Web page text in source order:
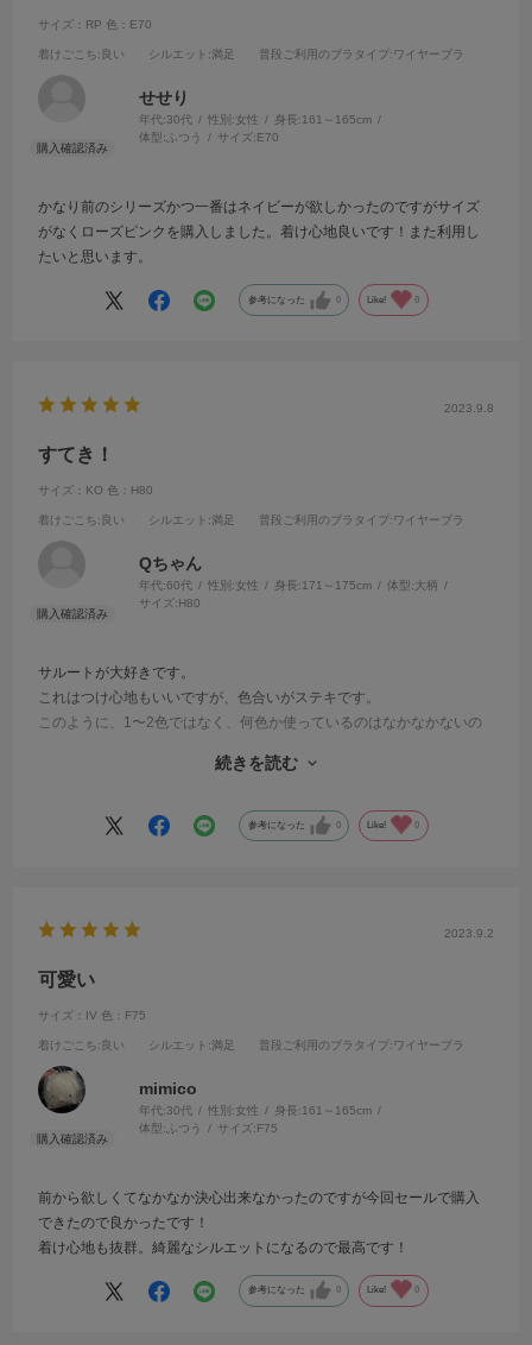
サイズ：RP 色：E70
着けごこち:良い シルエット :満足 普段ご利用のブラタイプ :ワイヤーブラ
せせり
年代:30代 性別:女性 身長:161～165cm
体型:ふつう サイズ:E70
かなり前のシリーズかつ一番はネイビーが欲しかったのですがサイズ
がなくローズピンクを購入しました。着け心地良いです！また利用し
たいと思います。
参考になった 0 Like! 0
2023.9.8
すてき！
サイズ：KO 色：H80
着けごこち:良い シルエット :満足 普段ご利用のブラタイプ :ワイヤーブラ
Qちゃん
年代:60代 性別:女性 身長:171～175cm 体型:大柄
サイズ:H80
サルートが大好きです。
これはつけ心地もいいですが、色合いがステキです。
このように、1〜2色ではなく、何色か使っているのはなかなかないの
欲を言えば、スワロフスキーが少しついていると、もっとゴージャス
やはり、赤いバラがステキです。
続きを読む
参考になった 0 Like! 0
2023.9.2
可愛い
サイズ：IV 色：F75
着けごこち:良い シルエット :満足 普段ご利用のブラタイプ :ワイヤーブラ
mimico
年代:30代 性別:女性 身長:161～165cm
体型: ふつう サイズ:F75
前から欲しくてなかなか決心出来なかったのですが今回セールで購入
できたので良かったです！
着け心地も抜群。綺麗なシルエットになるので最高です！
参考になった 0 Like! 0